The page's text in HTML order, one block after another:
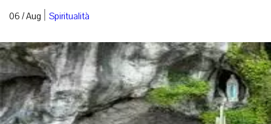
06 / Aug | Spiritualità